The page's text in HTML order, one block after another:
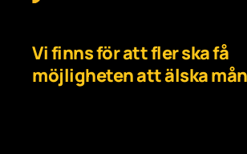
Vi finns för att fler ska få
möjligheten att älska